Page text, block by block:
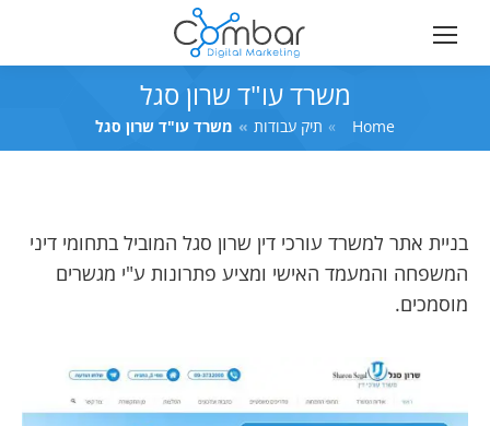
משרד עו"ד שרון סגל
You are here:
Home תיק עבודות משרד עו"ד שרון סגל
בניית אתר למשרד עורכי דין שרון סגל המוביל בתחומי דיני
המשפחה והמעמד האישי ומציע פתרונות ע"י מגשרים
מוסמכים.